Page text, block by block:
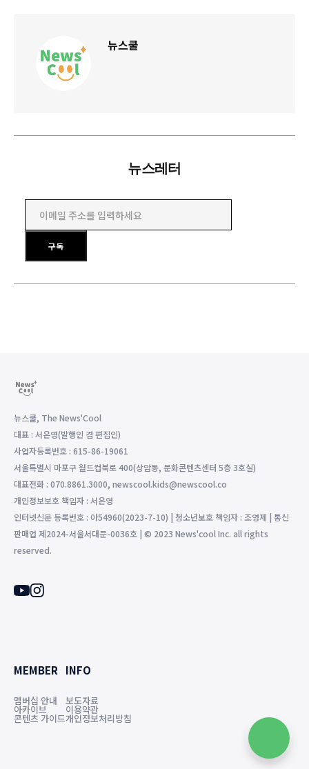
뉴스쿨
뉴스레터
구독
뉴스쿨, The News'Cool
대표 : 서은영(발행인 겸 편집인)
사업자등록번호 : 615-86-19061
서울특별시 마포구 월드컵북로 400(상암동, 문화콘텐츠센터 5층 3호실)
대표전화 : 070.8861.3000, newscool.kids@newscool.co
개인정보보호 책임자 : 서은영
인터넷신문 등록번호 : 아54960(2023-7-10) | 청소년보호 책임자 : 조영제 | 통신
판매업 제2024-서울서대문-0036호 | © 2023 News'cool Inc. all rights
reserved.
MEMBER
멤버십 안내
아카이브
콘텐츠 가이드
INFO
보도자료
이용약관
개인정보처리방침